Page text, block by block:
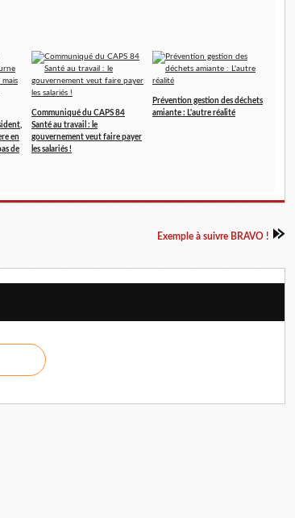
en
de
Communiqué du CAPS 84
Santé au travail : le
gouvernement veut faire payer
les salariés !
Prévention gestion des déchets
amiante : L'autre réalité
Exemple à suivre BRAVO !